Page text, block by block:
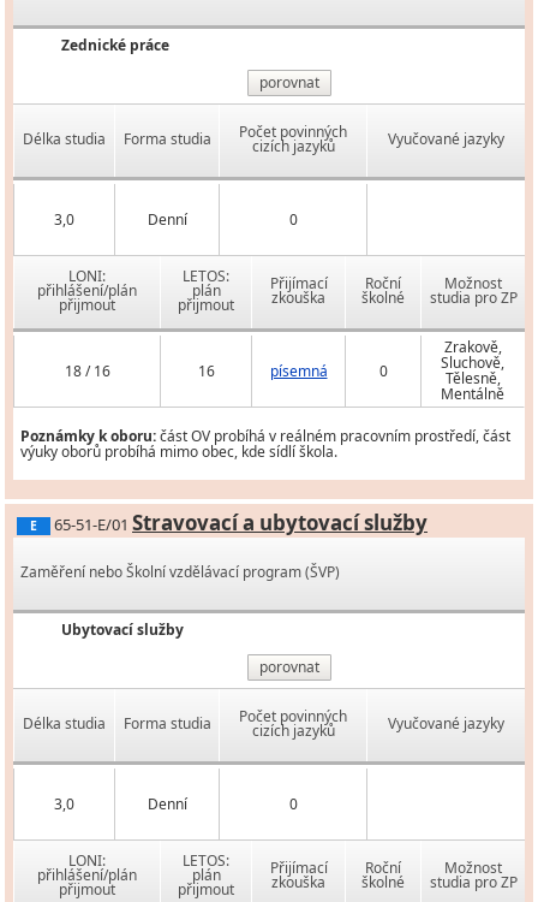
Zednické práce
porovnat
Délka studia Forma studia Počet povinných
cizích jazyků Vyučované jazyky
3,0 Denní 0
LONI:
přihlášení/plán
přijmout
LETOS:
plán
přijmout
Přijímací
zkouška
Roční
školné
Možnost
studia pro ZP
18 / 16 16 písemná 0
Zrakově,
Sluchově,
Tělesně,
Mentálně
Poznámky k oboru:část OV probíhá v reálném pracovním prostředí, část
výuky oborů probíhá mimo obec, kde sídlí škola.
E 65-51-E/01 Stravovací a ubytovací služby
Zaměření nebo Školní vzdělávací program (ŠVP)
Ubytovací služby
porovnat
Délka studia Forma studia Počet povinných
cizích jazyků Vyučované jazyky
3,0 Denní 0
LONI:
přihlášení/plán
přijmout
LETOS:
plán
přijmout
Přijímací
zkouška
Roční
školné
Možnost
studia pro ZP